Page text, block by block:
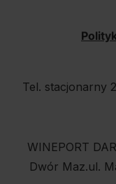
Tel. stacjonarny
WINEPORT
Dwór Maz.ul.